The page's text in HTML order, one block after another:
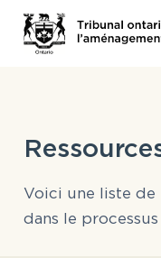
Voici une liste de
dans le